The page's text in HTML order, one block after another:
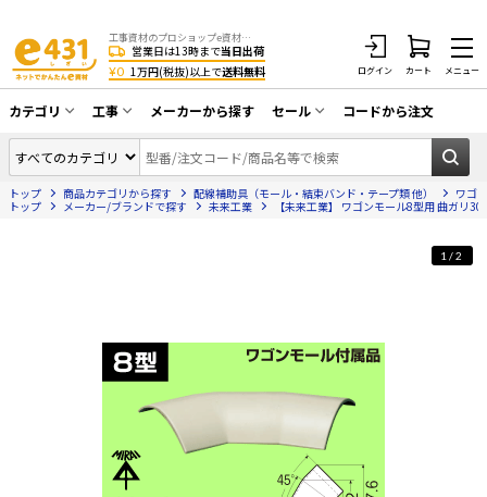
工事資材のプロショップe資材 CATV・アンテナ・防犯・光・LAN・電気・空調工事など
営業日は13時まで当日出荷
¥0 1万円(税抜)以上で送料無料 ログイン カート メニュー
カテゴリ
同軸ケーブル／テレビ用接栓／関連工具
アンテナ・取付金具・ブースター／CATV
部材類
電話線／コネクタ／アダプタ
光ファイバー・融着接続機関連
LANケーブル・コネクタ・関連資材/機器
ネットワーク機器
工事
CATV・アンテナ工事
光工事・FTTH工事
電話工事
電気配管工事
EV充電設備工事
照明設置工事
メーカーから探す セール
在庫一掃セール
コードから注文
トップ 商品カテゴリから探す 配線補助具（モール・結束バンド・テープ類 他）
ワゴ
トップ
メーカー/ブランドで探す 未来工業 【未来工業】 ワゴンモール8型用 曲ガリ
1/2